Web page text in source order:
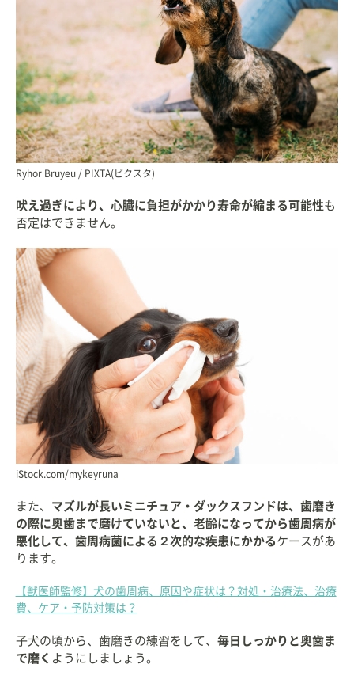
Ryhor Bruyeu / PIXTA(ピクスタ)
吠え過ぎにより、心臓に負担がかかり寿命が縮まる可能性も
否定はできません。
iStock.com/mykeyruna
また、 マズルが長いミニチュア・ダックスフンドは、歯磨き
の際に奥歯まで磨けていないと、老齢になってから歯周病が
悪化して、歯周病菌による２次的な疾患にかかる ケースがあ
ります。
【獣医師監修】犬の歯周病、原因や症状は？対処・治療法、治療
費、ケア・予防対策は？
子犬の頃から、歯磨きの練習をして、 毎日しっかりと奥歯ま
で磨く ようにしましょう。